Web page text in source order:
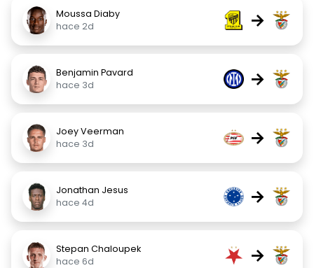
Moussa Diaby
hace 2d
→
Benjamin Pavard
hace 3d
→
Joey Veerman
hace 3d
→
Jonathan Jesus
hace 4d
→
Stepan Chaloupek
hace 6d
→